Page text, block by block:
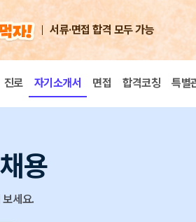
서류·면접 합격 모두 가능
진로 자기소개서 면접 합격코칭 특별
용
보세요.